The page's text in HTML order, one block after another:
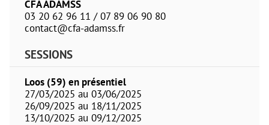
CFA ADAMSS
03 20 62 96 11 / 07 89 06 90 80
contact@cfa-adamss.fr
SESSIONS
Loos (59) en présentiel
27/03/2025 au 03/06/2025
26/09/2025 au 18/11/2025
13/10/2025 au 09/12/2025